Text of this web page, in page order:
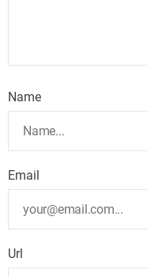
Name
Email
Url